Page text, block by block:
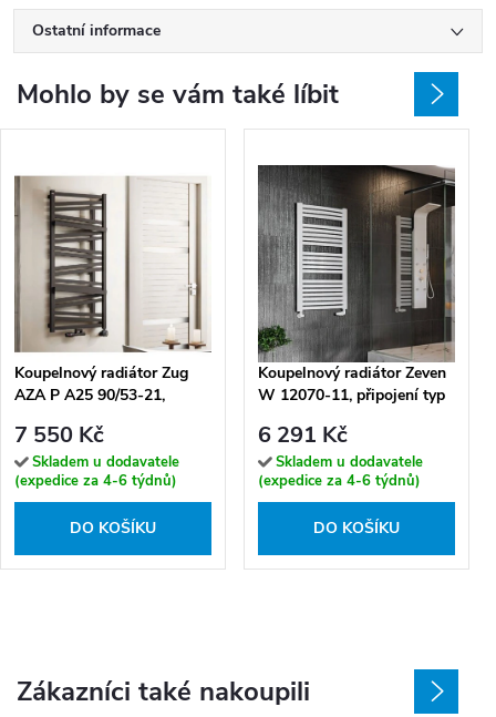
Ostatní informace
Mohlo by se vám také líbit
Koupelnový radiátor Zug
AZA P A25 90/53-21,
cm, bílá RAL 9016
7 550 Kč
Skladem u dodavatele
(expedice za 4-6 týdnů)
DO KOŠÍKU
Koupelnový radiátor Zeven
W 12070-11, připojení typ
9016
6 291 Kč
Skladem u dodavatele
(expedice za 4-6 týdnů)
DO KOŠÍKU
Zákazníci také nakoupili